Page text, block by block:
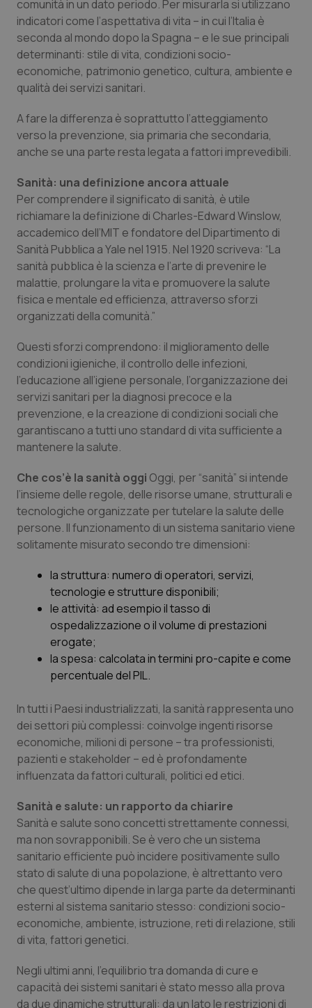
Quotidiano Pediatria
Rene & patologie urogenitali
Salute orale & impianti
Sangue & coagulazione
Tiroide
Tumore al seno
Tumore ovarico
Tumori del Polmone & Testa Collo
Tumori gastrointestinali
Ulcera & Reflusso
Vaccini
comunità in un dato periodo. Per misurarla si utilizzano
indicatori come l’aspettativa di vita – in cui l’Italia è
seconda al mondo dopo la Spagna – e le sue principali
determinanti: stile di vita, condizioni socio-
economiche, patrimonio genetico, cultura, ambiente e
qualità dei servizi sanitari.
A fare la differenza è soprattutto l’atteggiamento
verso la prevenzione, sia primaria che secondaria,
anche se una parte resta legata a fattori imprevedibili.
Sanità: una definizione ancora attuale
Per comprendere il significato di sanità, è utile
richiamare la definizione di Charles-Edward Winslow,
accademico dell’MIT e fondatore del Dipartimento di
Sanità Pubblica a Yale nel 1915. Nel 1920 scriveva: “La
sanità pubblica è la scienza e l’arte di prevenire le
malattie, prolungare la vita e promuovere la salute
fisica e mentale ed efficienza, attraverso sforzi
organizzati della comunità.”
Questi sforzi comprendono: il miglioramento delle
condizioni igieniche, il controllo delle infezioni,
l’educazione all’igiene personale, l’organizzazione dei
servizi sanitari per la diagnosi precoce e la
prevenzione, e la creazione di condizioni sociali che
garantiscano a tutti uno standard di vita sufficiente a
mantenere la salute.
Che cos’è la sanità oggi Oggi, per “sanità” si intende
l’insieme delle regole, delle risorse umane, strutturali e
tecnologiche organizzate per tutelare la salute delle
persone. Il funzionamento di un sistema sanitario viene
solitamente misurato secondo tre dimensioni:
la struttura: numero di operatori, servizi,
tecnologie e strutture disponibili;
le attività: ad esempio il tasso di
ospedalizzazione o il volume di prestazioni
erogate;
la spesa: calcolata in termini pro-capite e come
percentuale del PIL.
In tutti i Paesi industrializzati, la sanità rappresenta uno
dei settori più complessi: coinvolge ingenti risorse
economiche, milioni di persone – tra professionisti,
pazienti e stakeholder – ed è profondamente
influenzata da fattori culturali, politici ed etici.
Sanità e salute: un rapporto da chiarire
Sanità e salute sono concetti strettamente connessi,
ma non sovrapponibili. Se è vero che un sistema
sanitario efficiente può incidere positivamente sullo
stato di salute di una popolazione, è altrettanto vero
che quest’ultimo dipende in larga parte da determinanti
esterni al sistema sanitario stesso: condizioni socio-
economiche, ambiente, istruzione, reti di relazione, stili
di vita, fattori genetici.
Negli ultimi anni, l’equilibrio tra domanda di cure e
capacità dei sistemi sanitari è stato messo alla prova
da due dinamiche strutturali: da un lato le restrizioni di